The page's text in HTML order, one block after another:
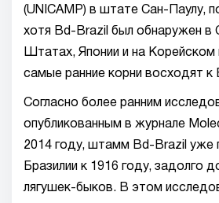
(UNICAMP) в штате Сан-Паулу,
хотя Bd-Brazil был обнаружен в
Штатах, Японии и на Корейском
самые ранние корни восходят к
Согласно более ранним
опубликованным в журнале
2014 году, штамм Bd-Brazil уже
Бразилии к 1916 году, задолго
лягушек-быков. В этом